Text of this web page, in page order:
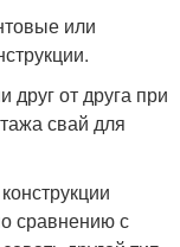
или
друг от друга при
свай для
сравнению с